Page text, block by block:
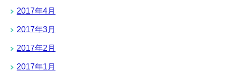
2017年4月
2017年3月
2017年2月
2017年1月